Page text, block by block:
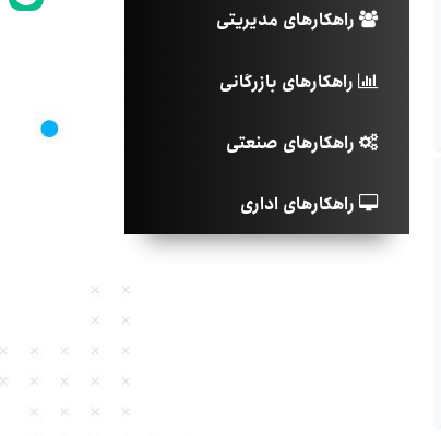
راهکارهای مدیریتی
راهکارهای بازرگانی
راهکارهای صنعتی
راهکارهای اداری